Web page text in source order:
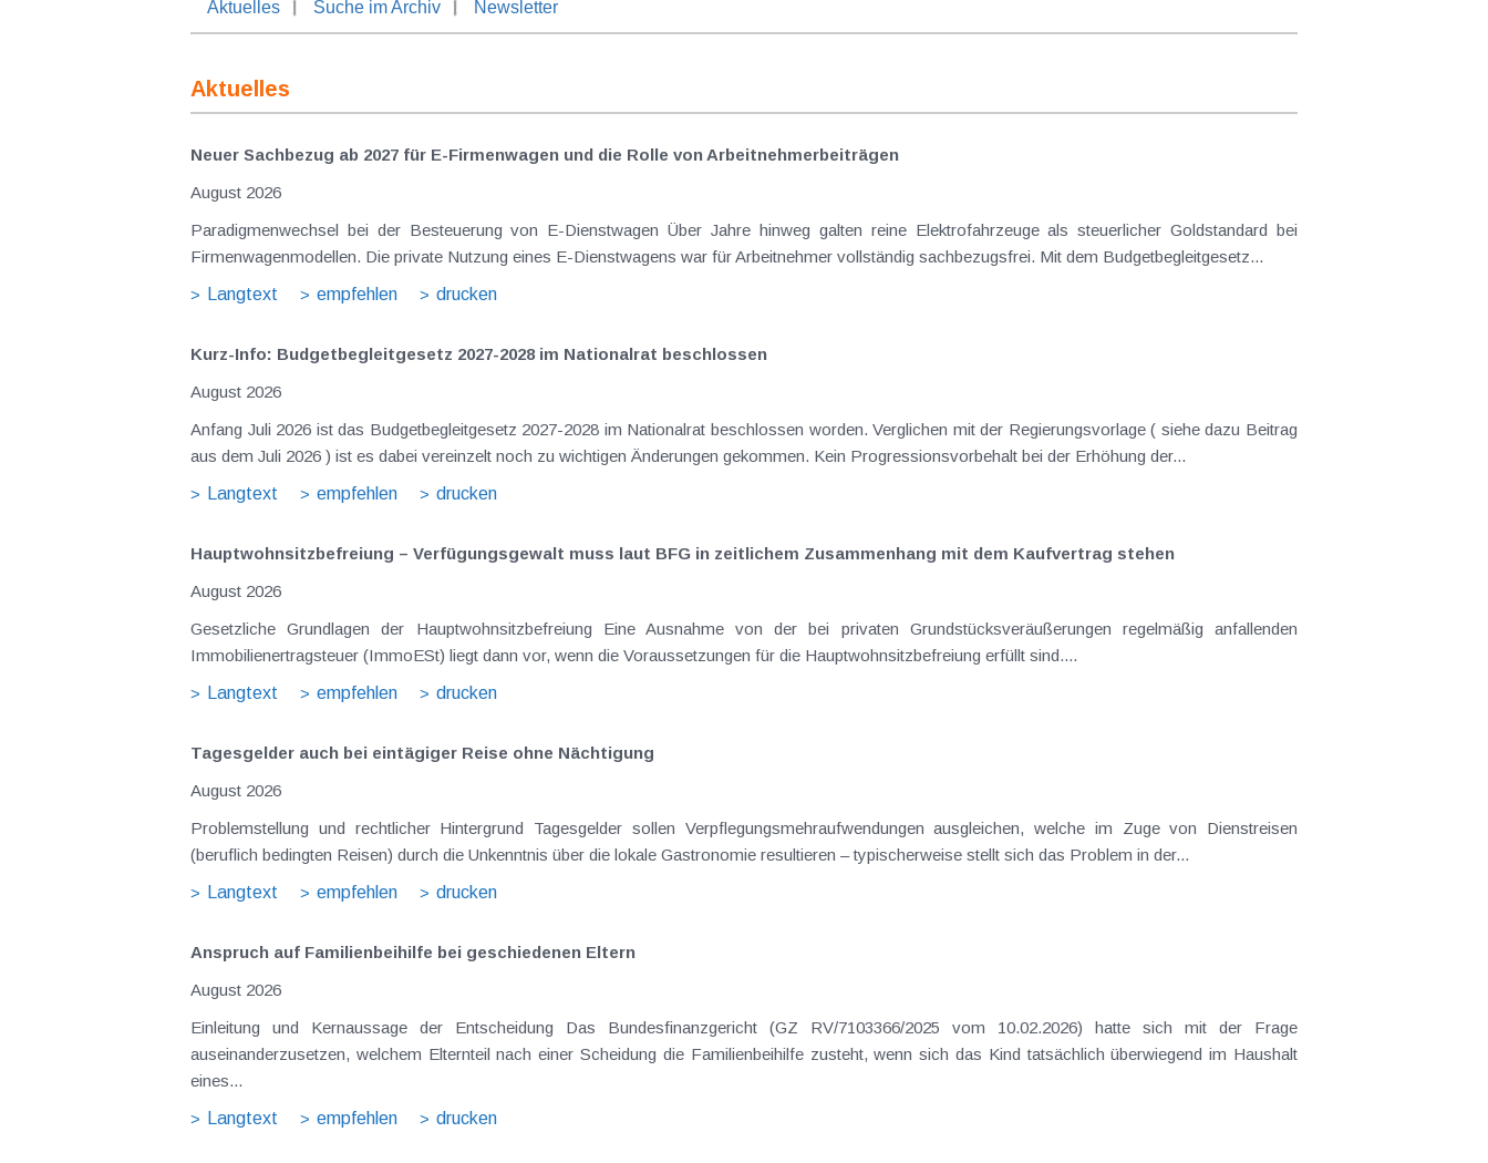
Aktuelles Suche im Archiv Newsletter
Aktuelles
Neuer Sachbezug ab 2027 für E-Firmenwagen und die Rolle von Arbeitnehmer​­beiträgen
August 2026
Paradigmenwechsel bei der Besteuerung von E-Dienstwagen Über Jahre hinweg galten reine Elektrofahrzeuge als steuerlicher Goldstandard bei
Firmenwagenmodellen. Die private Nutzung eines E-Dienstwagens war für Arbeitnehmer vollständig sachbezugsfrei. Mit dem Budgetbegleitgesetz...
Langtext
empfehlen drucken
Kurz-Info: Budgetbegleitgesetz 2027-2028 im Nationalrat beschlossen
August 2026
Anfang Juli 2026 ist das Budgetbegleitgesetz 2027-2028 im Nationalrat beschlossen worden. Verglichen mit der Regierungsvorlage ( siehe dazu Beitrag
aus dem Juli 2026 ) ist es dabei vereinzelt noch zu wichtigen Änderungen gekommen. Kein Progressionsvorbehalt bei der Erhöhung der...
Langtext
empfehlen drucken
Hauptwohnsitz​­befreiung – Verfügungsgewalt muss laut BFG in zeitlichem Zusammenhang mit dem Kaufvertrag stehen
August 2026
Gesetzliche Grundlagen der Hauptwohnsitzbefreiung Eine Ausnahme von der bei privaten Grundstücksveräußerungen regelmäßig anfallenden
Immobilienertragsteuer (ImmoESt) liegt dann vor, wenn die Voraussetzungen für die Hauptwohnsitzbefreiung erfüllt sind....
Langtext
empfehlen drucken
Tagesgelder auch bei eintägiger Reise ohne Nächtigung
August 2026
Problemstellung und rechtlicher Hintergrund Tagesgelder sollen Verpflegungsmehraufwendungen ausgleichen, welche im Zuge von Dienstreisen
(beruflich bedingten Reisen) durch die Unkenntnis über die lokale Gastronomie resultieren – typischerweise stellt sich das Problem in der...
Langtext
empfehlen drucken
Anspruch auf Familienbeihilfe bei geschiedenen Eltern
August 2026
Einleitung und Kernaussage der Entscheidung Das Bundesfinanzgericht (GZ RV/7103366/2025 vom 10.02.2026) hatte sich mit der Frage
auseinanderzusetzen, welchem Elternteil nach einer Scheidung die Familienbeihilfe zusteht, wenn sich das Kind tatsächlich überwiegend im Haushalt
eines...
Langtext
empfehlen drucken